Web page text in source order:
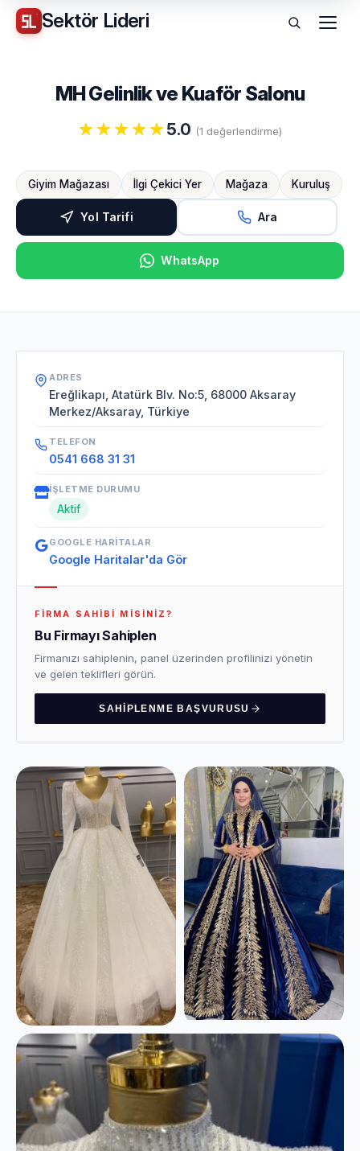
Sektör Lideri Menü
MH Gelinlik ve Kuaför Salonu
5.0 (1 değerlendirme)
Giyim Mağazası İlgi Çekici Yer Mağaza Kuruluş
Yol Tarifi Ara
WhatsApp
ADRES
Ereğlikapı, Atatürk Blv. No:5, 68000 Aksaray
Merkez/Aksaray, Türkiye
TELEFON
0541 668 31 31
İŞLETME DURUMU
Aktif
GOOGLE HARITALAR
Google Haritalar'da Gör
FIRMA SAHIBI MISINIZ?
Bu Firmayı Sahiplen
Firmanızı sahiplenin, panel üzerinden profilinizi yönetin
ve gelen teklifleri görün.
SAHIPLENME BAŞVURUSU